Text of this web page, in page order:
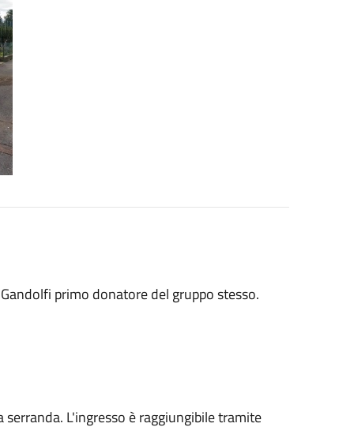
primo donatore del gruppo stesso.
L'ingresso è raggiungibile tramite